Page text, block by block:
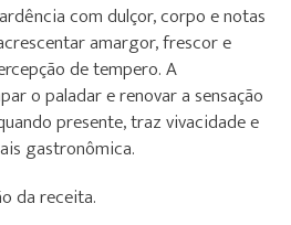
com dulçor, corpo e notas
amargor, frescor e
de tempero. A
o paladar e renovar a sensação
presente, traz vivacidade e
gastronômica.
da receita.